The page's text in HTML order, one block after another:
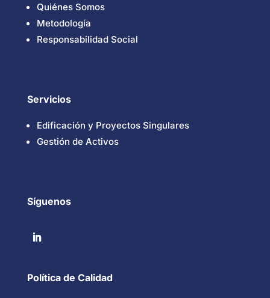
Quiénes Somos
Metodología
Responsabilidad Social
Servicios
Edificación y Proyectos Singulares
Gestión de Activos
Síguenos
Política de Calidad